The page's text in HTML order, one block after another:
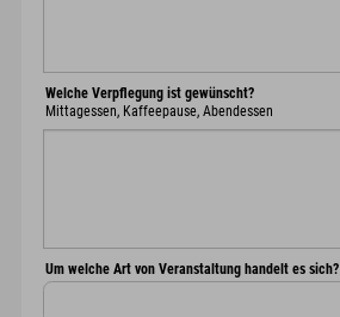
Welche Verpflegung ist gewünscht?
Mittagessen, Kaffeepause, Abendessen
Um welche Art von Veranstaltung handelt es sich?